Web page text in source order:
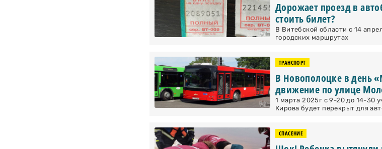
Дорожает проезд в
стоить билет?
В Витебской области с 14
городских маршрутах
ТРАНСПОРТ
В Новополоцке в день
движение по улице
1 марта 2025г с 9-20 до 14-30
Кирова будет перекрыт для
СПАСЕНИЕ